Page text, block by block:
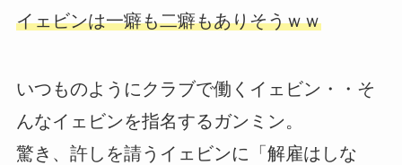
イェビンは一癖も二癖もありそうｗｗ
いつものようにクラブで働くイェビン・・そ
んなイェビンを指名するガンミン。
驚き、許しを請うイェビンに「解雇はしな